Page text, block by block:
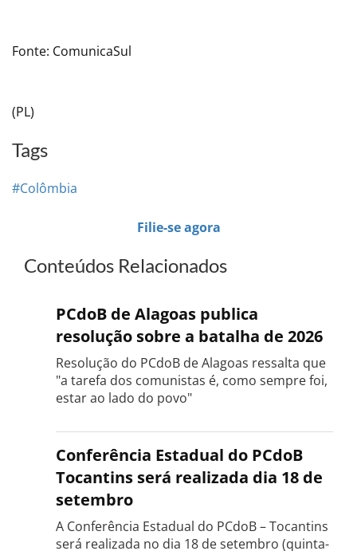
Fonte: ComunicaSul
(PL)
Tags
#Colômbia
Filie-se agora
Conteúdos Relacionados
PCdoB de Alagoas publica
resolução sobre a batalha de 2026
Resolução do PCdoB de Alagoas ressalta que
"a tarefa dos comunistas é, como sempre foi,
estar ao lado do povo"
Conferência Estadual do PCdoB
Tocantins será realizada dia 18 de
setembro
A Conferência Estadual do PCdoB – Tocantins
será realizada no dia 18 de setembro (quinta-